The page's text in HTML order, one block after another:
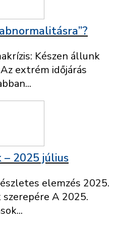
Készen állunk
extrém időjárás
– 2025 július
elemzés 2025.
A 2025.